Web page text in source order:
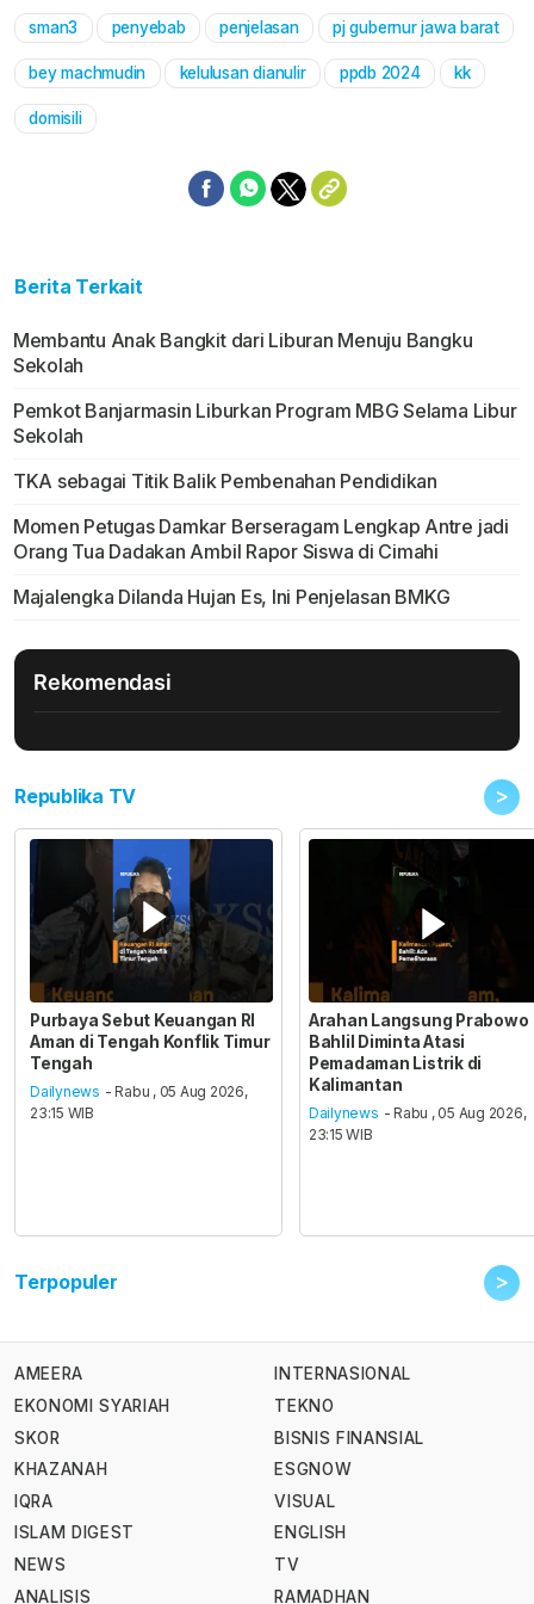
sman3 penyebab penjelasan pj gubernur jawa barat
bey machmudin kelulusan dianulir ppdb 2024 kk
domisili
Berita Terkait
Membantu Anak Bangkit dari Liburan Menuju Bangku
Sekolah
Pemkot Banjarmasin Liburkan Program MBG Selama Libur
Sekolah
TKA sebagai Titik Balik Pembenahan Pendidikan
Momen Petugas Damkar Berseragam Lengkap Antre jadi
Orang Tua Dadakan Ambil Rapor Siswa di Cimahi
Majalengka Dilanda Hujan Es, Ini Penjelasan BMKG
Rekomendasi
Republika TV >
Purbaya Sebut Keuangan RI
Aman di Tengah Konflik Timur
Tengah
Dailynews - Rabu , 05 Aug 2026,
23:15 WIB
Arahan Langsung Prabowo
Bahlil Diminta Atasi
Pemadaman Listrik di
Kalimantan
Dailynews - Rabu , 05 Aug 2026,
23:15 WIB
Terpopuler >
AMEERA
EKONOMI SYARIAH
SKOR
KHAZANAH
IQRA
ISLAM DIGEST
NEWS
ANALISIS
INTERNASIONAL
TEKNO
BISNIS FINANSIAL
ESGNOW
VISUAL
ENGLISH
TV
RAMADHAN